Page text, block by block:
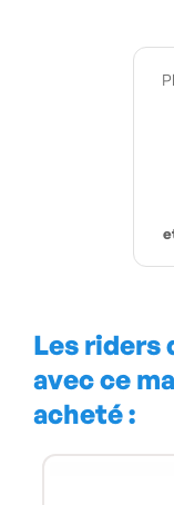
Les riders
avec ce
acheté :